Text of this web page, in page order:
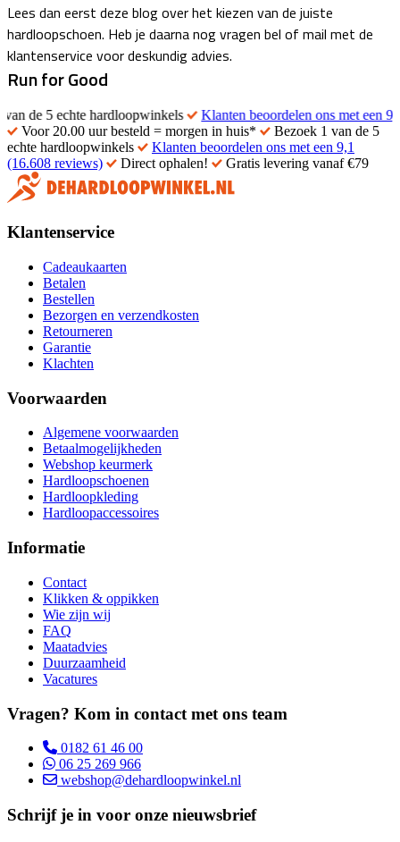
Lees dan eerst deze blog over het kiezen van de juiste
hardloopschoen. Heb je daarna nog vragen bel of mail met de
klantenservice voor deskundig advies.
Run for Good
echte hardloopwinkels
Klanten beoordelen ons met een 9,1
Voor 20.00 uur besteld = morgen in huis*
Bezoek 1 van de 5
echte hardloopwinkels
Klanten beoordelen ons met een 9,1
(16.608 reviews)
Direct ophalen! Gratis levering vanaf €79
Klantenservice
Cadeaukaarten
Betalen
Bestellen
Bezorgen en verzendkosten
Retourneren
Garantie
Klachten
Voorwaarden
Algemene voorwaarden
Betaalmogelijkheden
Webshop keurmerk
Hardloopschoenen
Hardloopkleding
Hardloopaccessoires
Informatie
Contact
Klikken & oppikken
Wie zijn wij
FAQ
Maatadvies
Duurzaamheid
Vacatures
Vragen? Kom in contact met ons team
0182 61 46 00
06 25 269 966
webshop@dehardloopwinkel.nl
Schrijf je in voor onze nieuwsbrief